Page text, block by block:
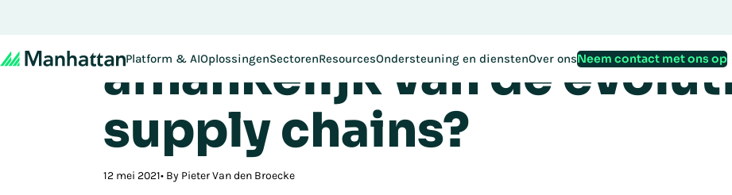
Platform & AIOplossingenSectorenResourcesOndersteuning en dienstenOver onsNeem contact met ons op
afhankelijk van de
supply chains?
12 mei 2021 By Pieter Van den Broecke